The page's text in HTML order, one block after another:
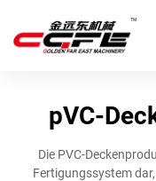
pVC-
Die PVC-
Fertigungssystem